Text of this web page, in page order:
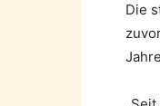
Die